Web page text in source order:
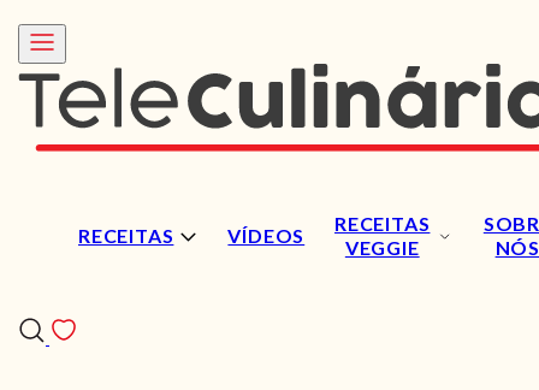
RECEITAS VÍDEOS
RECEITAS
VEGGIE
NÓS